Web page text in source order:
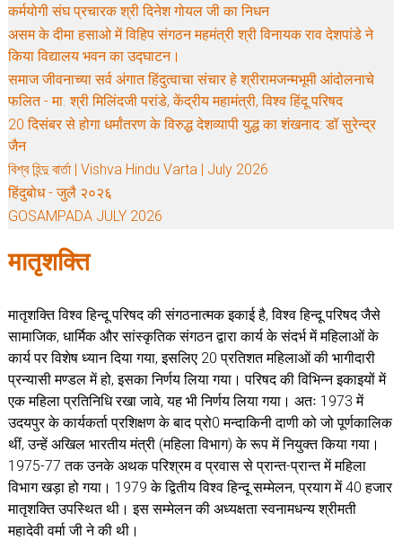
कर्मयोगी संघ प्रचारक श्री दिनेश गोयल जी का निधन
असम के दीमा हसाओ में विहिप संगठन महमंत्री श्री विनायक राव देशपांडे ने
किया विद्यालय भवन का उद्घाटन।
समाज जीवनाच्या सर्व अंगात हिंदुत्वाचा संचार हे श्रीरामजन्मभूमी आंदोलनाचे
फलित - मा. श्री मिलिंदजी परांडे, केंद्रीय महामंत्री, विश्व हिंदू परिषद
20 दिसंबर से होगा धर्मांतरण के विरुद्ध देशव्यापी युद्ध का शंखनाद: डॉ सुरेन्द्र
जैन
বিশ্ব হিন্দু বার্তা | Vishva Hindu Varta | July 2026
हिंदुबोध - जुलै २०२६
GOSAMPADA JULY 2026
मातृशक्ति
मातृशक्ति विश्व हिन्दू परिषद की संगठनात्मक इकाई है, विश्व हिन्दू परिषद जैसे
सामाजिक, धार्मिक और सांस्कृतिक संगठन द्वारा कार्य के संदर्भ में महिलाओं के
कार्य पर विशेष ध्यान दिया गया, इसलिए 20 प्रतिशत महिलाओं की भागीदारी
प्रन्यासी मण्डल में हो, इसका निर्णय लिया गया। परिषद की विभिन्न इकाइयों में
एक महिला प्रतिनिधि रखा जावे, यह भी निर्णय लिया गया। अतः 1973 में
उदयपुर के कार्यकर्ता प्रशिक्षण के बाद प्रो0 मन्दाकिनी दाणी को जो पूर्णकालिक
थीं, उन्हें अखिल भारतीय मंत्री (महिला विभाग) के रूप में नियुक्त किया गया।
1975-77 तक उनके अथक परिश्रम व प्रवास से प्रान्त-प्रान्त में महिला
विभाग खड़ा हो गया। 1979 के द्वितीय विश्व हिन्दू सम्मेलन, प्रयाग में 40 हजार
मातृशक्ति उपस्थित थी। इस सम्मेलन की अध्यक्षता स्वनामधन्य श्रीमती
महादेवी वर्मा जी ने की थी।